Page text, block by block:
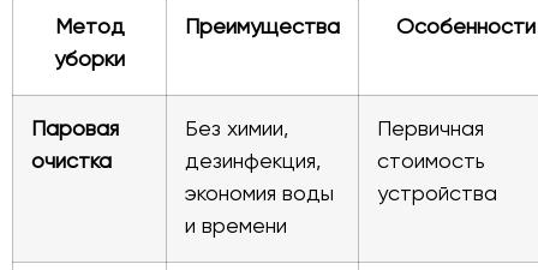
Метод
уборки
Преимущества Особенности
Паровая
очистка
Без химии,
дезинфекция,
экономия воды
и времени
Первичная
стоимость
устройства